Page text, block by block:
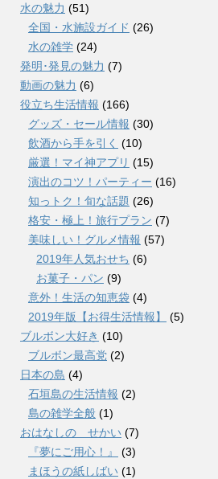
水の魅力 (51)
全国・水施設ガイド (26)
水の雑学 (24)
発明･発見の魅力 (7)
動画の魅力 (6)
役立ち生活情報 (166)
グッズ・セール情報 (30)
飲酒から手を引く (10)
厳選！マイ神アプリ (15)
演出のコツ！パーティー (16)
知っトク！旬な話題 (26)
格安・極上！旅行プラン (7)
美味しい！グルメ情報 (57)
2019年人気おせち (6)
お菓子・パン (9)
意外！生活の知恵袋 (4)
2019年版【お得生活情報】
(5)
ブルボン大好き (10)
ブルボン最高党 (2)
日本の島 (4)
石垣島の生活情報 (2)
島の雑学全般 (1)
おはなしの せかい (7)
『夢にご用心！』
(3)
まほうの紙しばい (1)